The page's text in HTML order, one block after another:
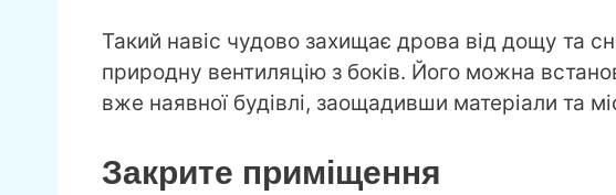
Такий навіс чудово захищає дрова від дощу та
природну вентиляцію з боків. Його можна
вже наявної будівлі, заощадивши матеріали та
Закрите приміщення